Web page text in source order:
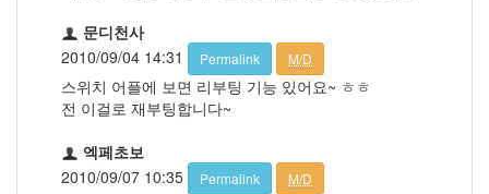
문디천사
2010/09/04 14:31
Permalink M/D
스위치 어플에 보면 리부팅 기능 있어요~ ㅎㅎ
전 이걸로 재부팅합니다~
엑페초보
2010/09/07 10:35
Permalink M/D